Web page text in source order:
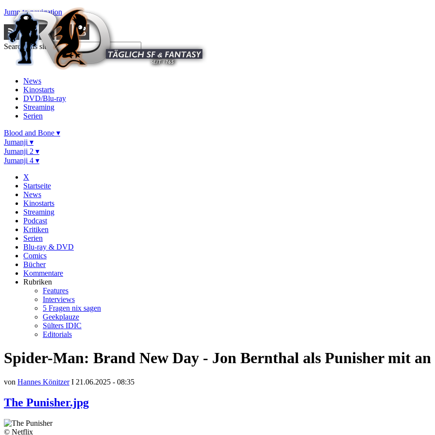
Jump to navigation
Search this site
News
Kinostarts
DVD/Blu-ray
Streaming
Serien
Blood and Bone ▾
Jumanji ▾
Jumanji 2 ▾
Jumanji 4 ▾
X
Startseite
News
Kinostarts
Streaming
Podcast
Kritiken
Serien
Blu-ray & DVD
Comics
Bücher
Kommentare
Rubriken
Features
Interviews
5 Fragen nix sagen
Geekplauze
Sülters IDIC
Editorials
Spider-Man: Brand New Day - Jon Bernthal als Punisher mit
von Hannes KönitzerI 21.06.2025 - 08:35
The Punisher.jpg
© Netflix